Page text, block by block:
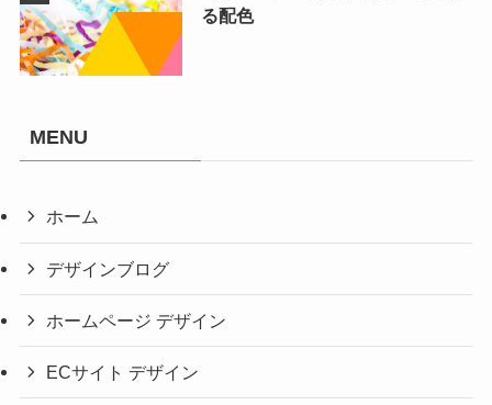
る配色
MENU
ホーム
デザインブログ
ホームページ デザイン
ECサイト デザイン